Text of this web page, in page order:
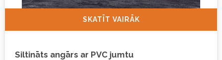
SKATĪT VAIRĀK
Siltināts angārs ar PVC jumtu